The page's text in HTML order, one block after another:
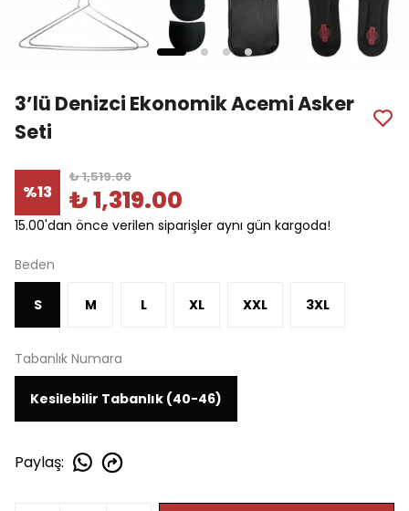
3’lü Denizci Ekonomik Acemi Asker
Seti
%13
₺ 1,519.00
₺ 1,319.00
15.00'dan önce verilen siparişler aynı gün kargoda!
Beden
S M L XL XXL 3XL
Tabanlık Numara
Kesilebilir Tabanlık (40-46)
Paylaş: